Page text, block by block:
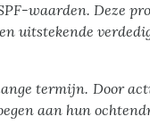
waarden. Deze
uitstekende
termijn. Door
aan hun